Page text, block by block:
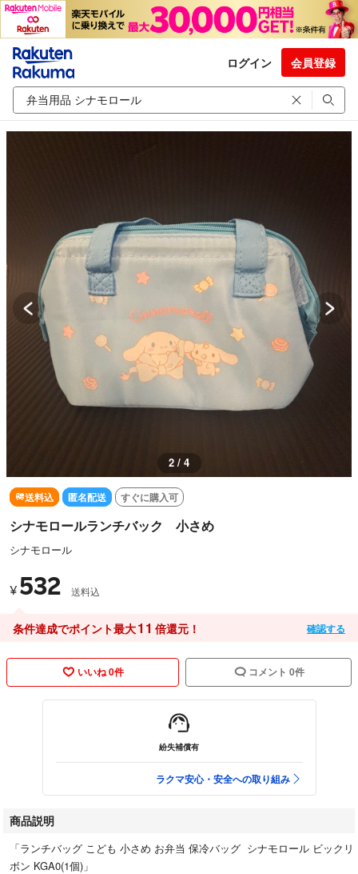
ログイン 会員登録
3 / 4
送料込 匿名配送 すぐに購入可
シナモロールランチバック 小さめ
シナモロール
¥ 532 送料込
条件達成でポイント最大11 倍還元！ 確認する
いいね 0件 コメント 0件
紛失補償有
ラクマ安心・安全への取り組み
商品説明
「ランチバッグ こども 小さめ お弁当 保冷バッグ シナモロール ビックリ
ボン KGA0(1個)」